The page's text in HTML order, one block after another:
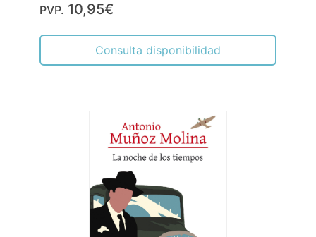
PVP. 10,95€
Consulta disponibilidad